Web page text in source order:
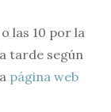
las 10 por la
tarde según
página web